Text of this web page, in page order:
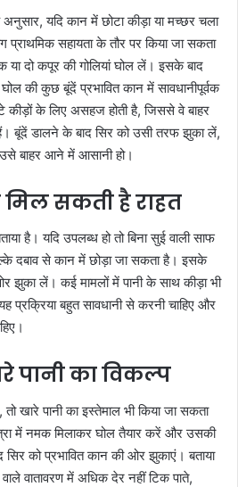
अनुसार, यदि कान में छोटा कीड़ा या मच्छर चला
प्राथमिक सहायता के तौर पर किया जा सकता
दो कपूर की गोलियां घोल लें। इसके बाद
की कुछ बूंदें प्रभावित कान में सावधानीपूर्वक
के लिए असहज होती है, जिससे वे बाहर
बूंदें डालने के बाद सिर को उसी तरफ झुका लें,
बाहर आने में आसानी हो।
सकती है राहत
है। यदि उपलब्ध हो तो बिना सुई वाली साफ
दबाव से कान में छोड़ा जा सकता है। इसके
झुका लें। कई मामलों में पानी के साथ कीड़ा भी
प्रक्रिया बहुत सावधानी से करनी चाहिए और
पानी का विकल्प
खारे पानी का इस्तेमाल भी किया जा सकता
में नमक मिलाकर घोल तैयार करें और उसकी
को प्रभावित कान की ओर झुकाएं। बताया
वातावरण में अधिक देर नहीं टिक पाते,